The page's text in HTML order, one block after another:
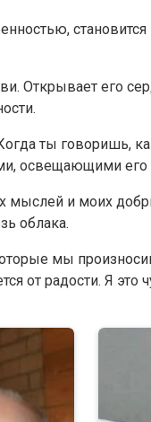
Открывает его
ты говоришь,
освещающими его
мыслей и моих
облака.
мы
от радости. Я